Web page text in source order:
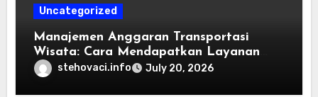
Uncategorized
Manajemen Anggaran Transportasi
Wisata: Cara Mendapatkan Layanan
Sewa Kendaraan Terbaik Tanpa
Membengkakkan Biaya
stehovaci.info July 20, 2026